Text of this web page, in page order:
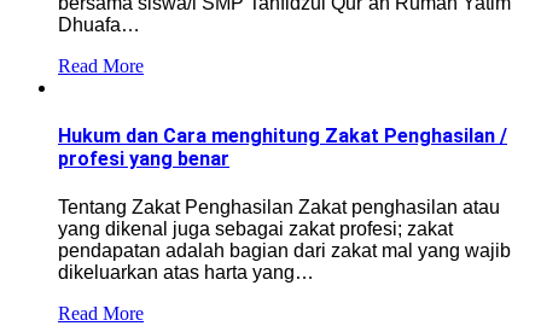
Dhuafa…
Read More
Hukum dan Cara menghitung Zakat Penghasilan /
profesi yang benar
Tentang Zakat Penghasilan Zakat penghasilan atau
yang dikenal juga sebagai zakat profesi; zakat
pendapatan adalah bagian dari zakat mal yang wajib
dikeluarkan atas harta yang…
Read More